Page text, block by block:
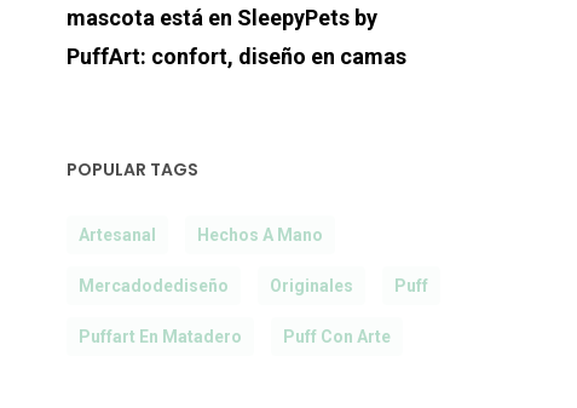
mascota está en SleepyPets by
PuffArt: confort, diseño en camas
POPULAR TAGS
Artesanal Hechos A Mano
Mercadodediseño Originales Puff
Puffart En Matadero Puff Con Arte